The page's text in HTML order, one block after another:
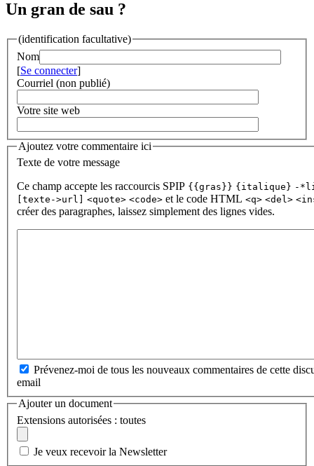
Un gran de sau ?
(identification facultative)
Nom
[Se connecter]
Courriel (non publié)
Votre site web
Ajoutez votre commentaire ici
Texte de votre message
Ce champ accepte les raccourcis SPIP {{gras}} {italique} -
[texte->url]
<quote> <code> et le code HTML <q> <del>
créer des paragraphes, laissez simplement des lignes vides.
Prévenez-moi de tous les nouveaux commentaires de cette
email
Ajouter un document
Extensions autorisées : toutes
Je veux recevoir la Newsletter